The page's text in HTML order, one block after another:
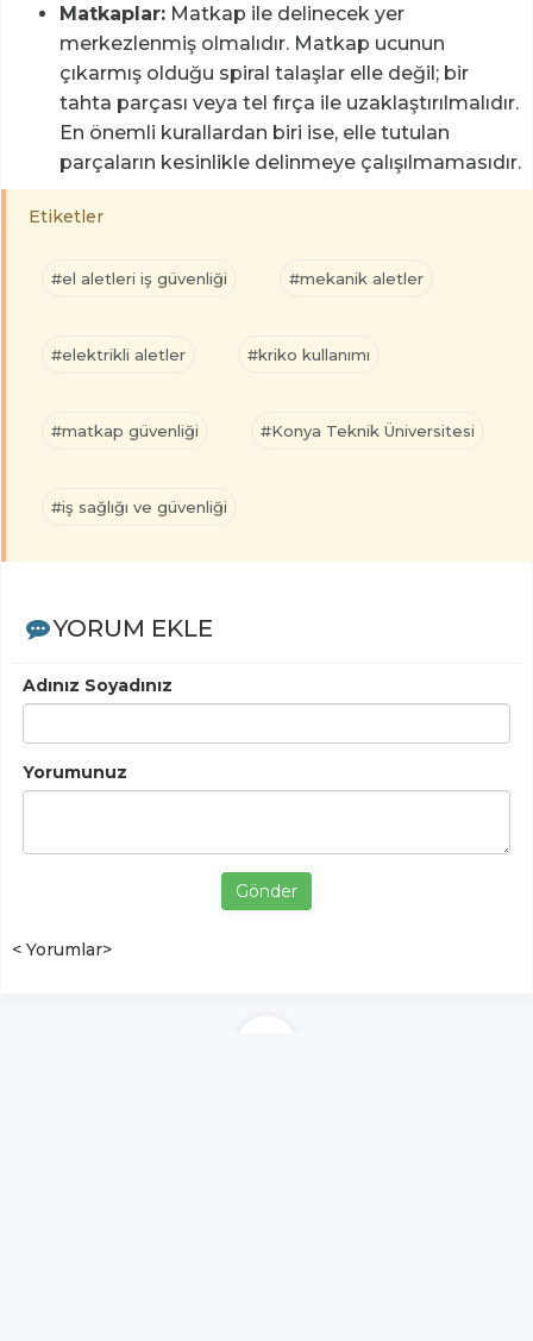
Matkaplar: Matkap ile delinecek yer
merkezlenmiş olmalıdır. Matkap ucunun
çıkarmış olduğu spiral talaşlar elle değil; bir
tahta parçası veya tel fırça ile uzaklaştırılmalıdır.
En önemli kurallardan biri ise, elle tutulan
parçaların kesinlikle delinmeye çalışılmamasıdır.
Etiketler
#el aletleri iş güvenliği #mekanik aletler
#elektrikli aletler #kriko kullanımı
#matkap güvenliği #Konya Teknik Üniversitesi
#iş sağlığı ve güvenliği
YORUM EKLE
Adınız Soyadınız
Yorumunuz
Gönder
< Yorumlar>